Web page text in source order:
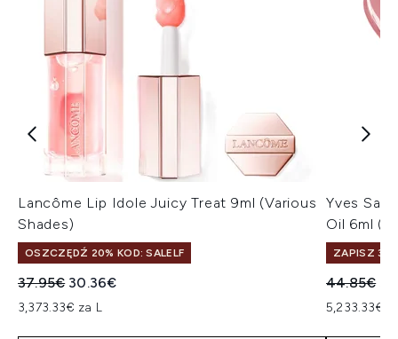
Lancôme Lip Idole Juicy Treat 9ml (Various
Shades)
OSZCZĘDŹ 20% KOD: SALELF
Sugerowana cena detaliczna:
37.95€ Aktualna cena:
30.36€
3,373.33€ za L
Yves
Oil 6ml
ZAPISZ
44.85€
5,233.33€